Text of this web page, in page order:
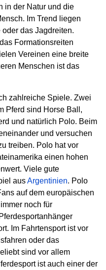
in der Natur und die
Im Trend liegen
das Jagdreiten.
Formationsreiten
Vereinen eine breite
Menschen ist das
zahlreiche Spiele. Zwei
Pferd sind Horse Ball,
und natürlich Polo. Beim
und versuchen
treiben. Polo hat vor
einen hohen
Viele gute
ausArgentinien. Polo
auf dem europäischen
noch für
Im Fahrtensport ist vor
oder das
sind vor allem
ist auch einer der